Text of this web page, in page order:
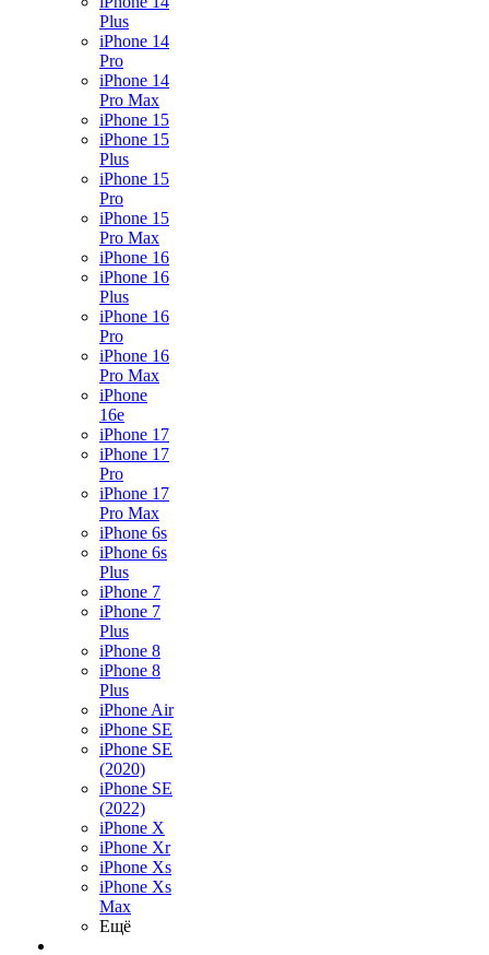
Plus
iPhone 14
Pro
iPhone 14
Pro Max
iPhone 15
iPhone 15
Plus
iPhone 15
Pro
iPhone 15
Pro Max
iPhone 16
iPhone 16
Plus
iPhone 16
Pro
iPhone 16
Pro Max
iPhone
16e
iPhone 17
iPhone 17
Pro
iPhone 17
Pro Max
iPhone 6s
iPhone 6s
Plus
iPhone 7
iPhone 7
Plus
iPhone 8
iPhone 8
Plus
iPhone Air
iPhone SE
iPhone SE
(2020)
iPhone SE
(2022)
iPhone X
iPhone Xr
iPhone Xs
iPhone Xs
Max
Ещё